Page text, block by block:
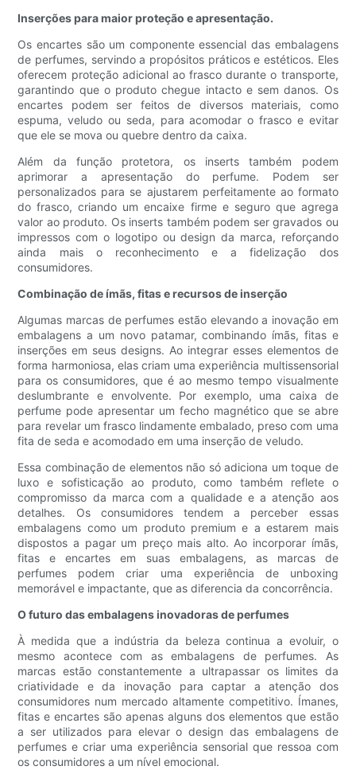
Inserções para maior proteção e apresentação.
Os encartes são um componente essencial das embalagens
de perfumes, servindo a propósitos práticos e estéticos. Eles
oferecem proteção adicional ao frasco durante o transporte,
garantindo que o produto chegue intacto e sem danos. Os
encartes podem ser feitos de diversos materiais, como
espuma, veludo ou seda, para acomodar o frasco e evitar
que ele se mova ou quebre dentro da caixa.
Além da função protetora, os inserts também podem
aprimorar a apresentação do perfume. Podem ser
personalizados para se ajustarem perfeitamente ao formato
do frasco, criando um encaixe firme e seguro que agrega
valor ao produto. Os inserts também podem ser gravados ou
impressos com o logotipo ou design da marca, reforçando
ainda mais o reconhecimento e a fidelização dos
consumidores.
Combinação de ímãs, fitas e recursos de inserção
Algumas marcas de perfumes estão elevando a inovação em
embalagens a um novo patamar, combinando ímãs, fitas e
inserções em seus designs. Ao integrar esses elementos de
forma harmoniosa, elas criam uma experiência multissensorial
para os consumidores, que é ao mesmo tempo visualmente
deslumbrante e envolvente. Por exemplo, uma caixa de
perfume pode apresentar um fecho magnético que se abre
para revelar um frasco lindamente embalado, preso com uma
fita de seda e acomodado em uma inserção de veludo.
Essa combinação de elementos não só adiciona um toque de
luxo e sofisticação ao produto, como também reflete o
compromisso da marca com a qualidade e a atenção aos
detalhes. Os consumidores tendem a perceber essas
embalagens como um produto premium e a estarem mais
dispostos a pagar um preço mais alto. Ao incorporar ímãs,
fitas e encartes em suas embalagens, as marcas de
perfumes podem criar uma experiência de unboxing
memorável e impactante, que as diferencia da concorrência.
O futuro das embalagens inovadoras de perfumes
À medida que a indústria da beleza continua a evoluir, o
mesmo acontece com as embalagens de perfumes. As
marcas estão constantemente a ultrapassar os limites da
criatividade e da inovação para captar a atenção dos
consumidores num mercado altamente competitivo. Ímanes,
fitas e encartes são apenas alguns dos elementos que estão
a ser utilizados para elevar o design das embalagens de
perfumes e criar uma experiência sensorial que ressoa com
os consumidores a um nível emocional.